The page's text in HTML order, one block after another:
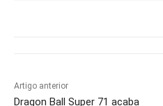
Artigo anterior
Dragon Ball Super 71 acaba